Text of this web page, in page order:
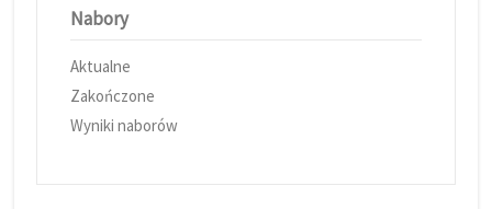
Nabory
Aktualne
Zakończone
Wyniki naborów